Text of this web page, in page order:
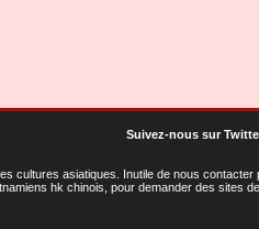
Suivez-nous sur
cultures asiatiques . Inutile de nous
hk chinois, pour demander des sites